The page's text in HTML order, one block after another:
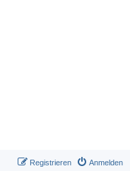
Anmelden
Registrieren